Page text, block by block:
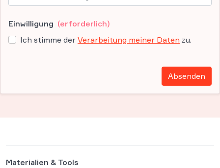
Einwilligung (erforderlich)
Ich stimme der Verarbeitung meiner Daten zu.
Absenden
Materialien & Tools